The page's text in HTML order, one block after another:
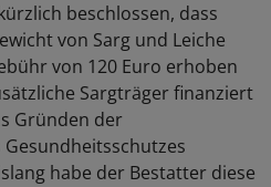
beschlossen, dass
von Sarg und Leiche
von 120 Euro erhoben
Sargträger finanziert
Gründen der
habe der Bestatter diese